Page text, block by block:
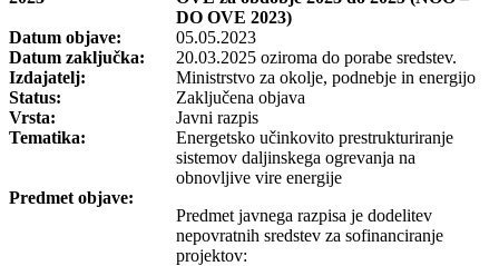
DO OVE 2023)
Datum objave:
05.05.2023
Datum zaključka:
20.03.2025 oziroma do porabe sredstev.
Izdajatelj:
Ministrstvo za okolje, podnebje in energijo
Status:
Zaključena objava
Vrsta:
Javni razpis
Tematika:
Energetsko učinkovito prestrukturiranje
sistemov daljinskega ogrevanja na
obnovljive vire energije
Predmet objave:
Predmet javnega razpisa je dodelitev
nepovratnih sredstev za sofinanciranje
projektov: